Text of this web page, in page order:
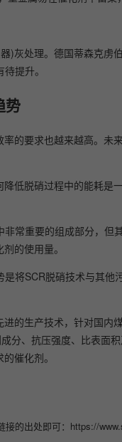
)灰处理。德国蒂森克
提升。
势
率的要求也越来越高。
低脱硝过程中的能耗
非常重要的组成部分，
的使用量。
是将SCR脱硝技术与其
的生产技术，针对国
分、抗压强度、比表面
催化剂。
的出处即可：https://